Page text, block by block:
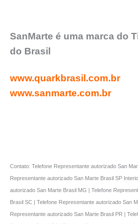
SanMarte é uma marca do
do Brasil
www.quarkbrasil.com.br
www.sanmarte.com.br
Contato: Telefone Representante autorizado San
Representante autorizado San Marte Brasil SP
autorizado San Marte Brasil MG | Telefone
Brasil SC | Telefone Representante autorizado San
Representante autorizado San Marte Brasil PR |